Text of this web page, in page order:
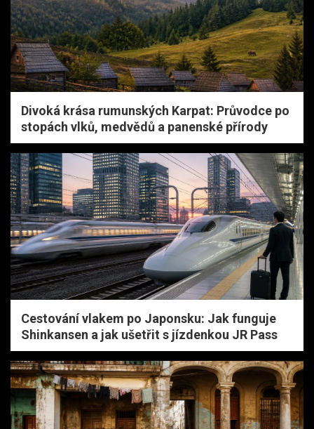
Divoká krása rumunských Karpat: Průvodce po
stopách vlků, medvědů a panenské přírody
Cestování vlakem po Japonsku: Jak funguje
Shinkansen a jak ušetřit s jízdenkou JR Pass